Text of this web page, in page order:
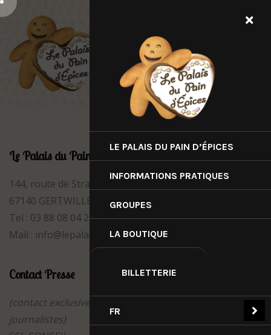
Le Palais du Pain d'Épices
144, route de Strasbourg
67140 GERTWILLER
Tel : 03 88 08 04 26
Mail : info@lepalaisdupaindepices.com
Contact Presse
(contact exclusivement réservé aux médias /
journalistes)
LE PALAIS DU PAIN D’ÉPICES
INFORMATIONS PRATIQUES
GROUPES
LA BOUTIQUE
BILLETTERIE
FR